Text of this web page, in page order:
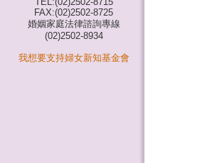
FAX:(02)2502-8725
婚姻家庭法律諮詢專線
(02)2502-8934
我想要支持婦女新知基金會